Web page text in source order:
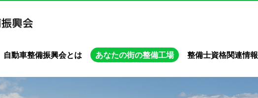
自動車整備振興会とは あなたの街の整備工場 整備士資格関連情報